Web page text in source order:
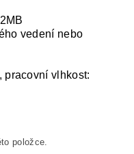
vedení nebo
pracovní vlhkost:
položce.